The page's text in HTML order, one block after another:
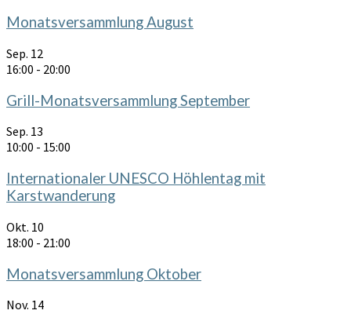
Monatsversammlung August
Sep. 12
16:00 - 20:00
Grill-Monatsversammlung September
Sep. 13
10:00 - 15:00
Internationaler UNESCO Höhlentag mit
Karstwanderung
Okt. 10
18:00 - 21:00
Monatsversammlung Oktober
Nov. 14